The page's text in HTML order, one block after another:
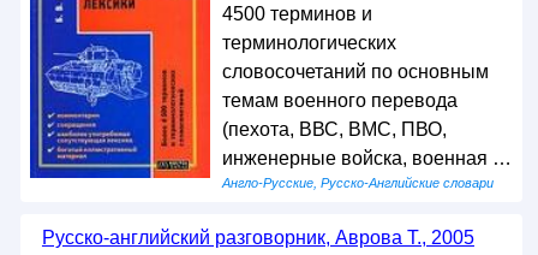
4500 терминов и
терминологических
словосочетаний по основным
темам военного перевода
(пехота, ВВС, ВМС, ПВО,
инженерные войска, военная …
Англо-Русские, Русско-Английские словари
Русско-английский разговорник, Аврова Т., 2005